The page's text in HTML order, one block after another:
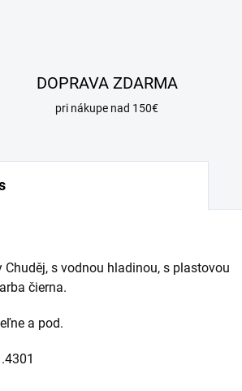
DOPRAVA ZDARMA
pri nákupe nad 150€
s vodnou hladinou, s plastovou
čierna.
a pod.